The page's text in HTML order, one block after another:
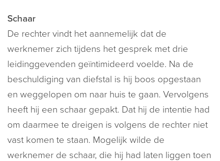
Schaar
De rechter vindt het aannemelijk dat de
werknemer zich tijdens het gesprek met drie
leidinggevenden geïntimideerd voelde. Na de
beschuldiging van diefstal is hij boos opgestaan
en weggelopen om naar huis te gaan. Vervolgens
heeft hij een schaar gepakt. Dat hij de intentie had
om daarmee te dreigen is volgens de rechter niet
vast komen te staan. Mogelijk wilde de
werknemer de schaar, die hij had laten liggen toen